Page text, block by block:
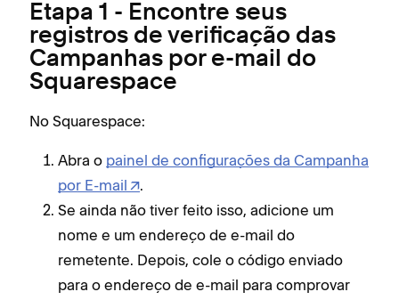
Etapa 1 - Encontre seus
registros de verificação das
Campanhas por e-mail do
Squarespace
No Squarespace:
Abra o painel de configurações da Campanha
por E-mail
.
Se ainda não tiver feito isso, adicione um
nome e um endereço de e-mail do
remetente. Depois, cole o código enviado
para o endereço de e-mail para comprovar